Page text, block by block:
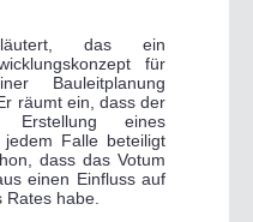
das ein
für
Bauleitplanung
räumt ein, dass der
eines
jedem Falle beteiligt
dass das Votum
einen Einfluss auf
habe.